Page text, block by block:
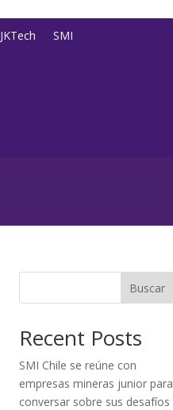
JKTech SMI
Buscar
Recent Posts
SMI Chile se reúne con
empresas mineras junior para
conversar sobre sus desafíos